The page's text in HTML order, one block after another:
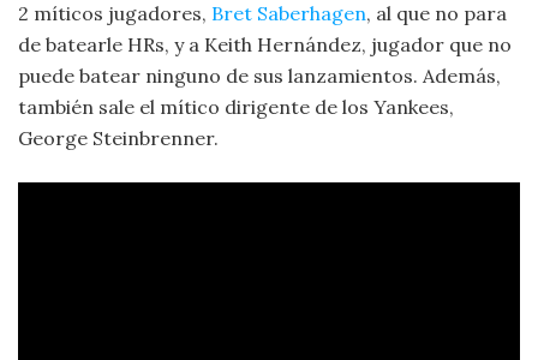
2 míticos jugadores, Bret Saberhagen, al que no para
de batearle HRs, y a Keith Hernández, jugador que no
puede batear ninguno de sus lanzamientos. Además,
también sale el mítico dirigente de los Yankees,
George Steinbrenner.